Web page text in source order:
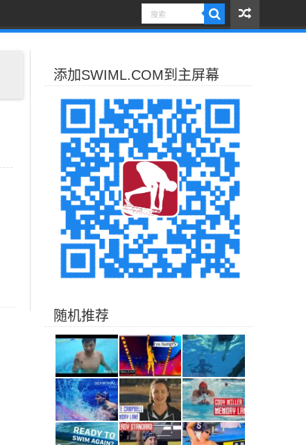
添加SWIML.COM到主屏幕
随机推荐